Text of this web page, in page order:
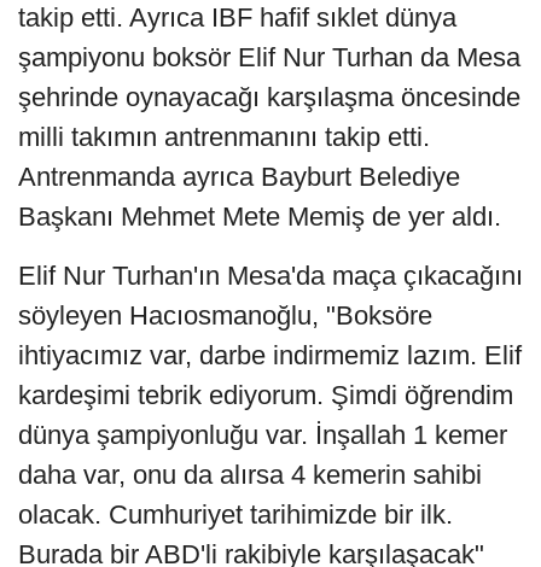
takip etti. Ayrıca IBF hafif sıklet dünya
şampiyonu boksör Elif Nur Turhan da Mesa
şehrinde oynayacağı karşılaşma öncesinde
milli takımın antrenmanını takip etti.
Antrenmanda ayrıca Bayburt Belediye
Başkanı Mehmet Mete Memiş de yer aldı.
Elif Nur Turhan'ın Mesa'da maça çıkacağını
söyleyen Hacıosmanoğlu, "Boksöre
ihtiyacımız var, darbe indirmemiz lazım. Elif
kardeşimi tebrik ediyorum. Şimdi öğrendim
dünya şampiyonluğu var. İnşallah 1 kemer
daha var, onu da alırsa 4 kemerin sahibi
olacak. Cumhuriyet tarihimizde bir ilk.
Burada bir ABD'li rakibiyle karşılaşacak"